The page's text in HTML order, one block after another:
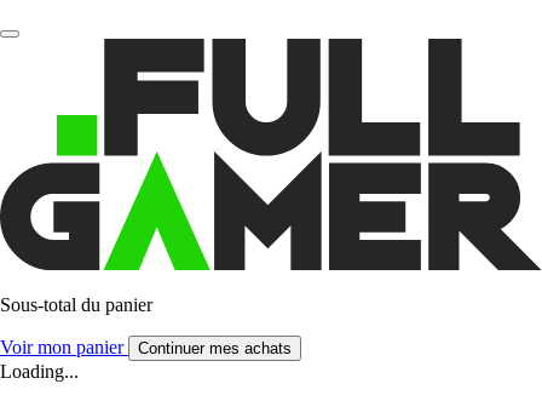
Sous-total du panier
Voir mon panier Continuer mes achats
Loading...